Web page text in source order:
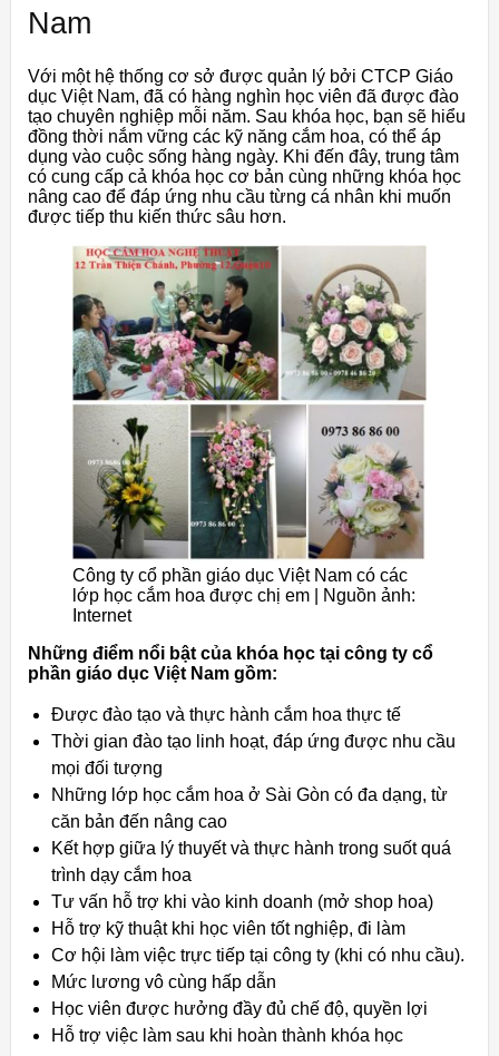
Nam
Với một hệ thống cơ sở được quản lý bởi CTCP Giáo
dục Việt Nam, đã có hàng nghìn học viên đã được đào
tạo chuyên nghiệp mỗi năm. Sau khóa học, bạn sẽ hiểu
đồng thời nắm vững các kỹ năng cắm hoa, có thể áp
dụng vào cuộc sống hàng ngày. Khi đến đây, trung tâm
có cung cấp cả khóa học cơ bản cùng những khóa học
nâng cao để đáp ứng nhu cầu từng cá nhân khi muốn
được tiếp thu kiến thức sâu hơn.
Công ty cổ phần giáo dục Việt Nam có các
lớp học cắm hoa được chị em | Nguồn ảnh:
Internet
Những điểm nổi bật của khóa học tại công ty cổ
phần giáo dục Việt Nam gồm:
Được đào tạo và thực hành cắm hoa thực tế
Thời gian đào tạo linh hoạt, đáp ứng được nhu cầu
mọi đối tượng
Những lớp học cắm hoa ở Sài Gòn có đa dạng, từ
căn bản đến nâng cao
Kết hợp giữa lý thuyết và thực hành trong suốt quá
trình dạy cắm hoa
Tư vấn hỗ trợ khi vào kinh doanh (mở shop hoa)
Hỗ trợ kỹ thuật khi học viên tốt nghiệp, đi làm
Cơ hội làm việc trực tiếp tại công ty (khi có nhu cầu).
Mức lương vô cùng hấp dẫn
Học viên được hưởng đầy đủ chế độ, quyền lợi
Hỗ trợ việc làm sau khi hoàn thành khóa học